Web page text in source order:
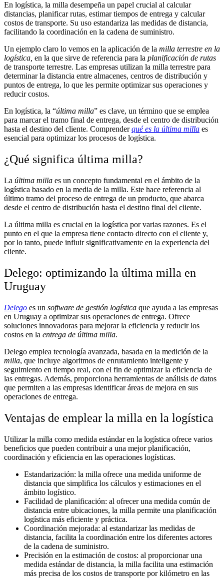
En logística, la milla desempeña un papel crucial al calcular
distancias, planificar rutas, estimar tiempos de entrega y calcular
costos de transporte. Su uso estandariza las medidas de distancia,
facilitando la coordinación en la cadena de suministro.
Un ejemplo claro lo vemos en la aplicación de la milla terrestre en la
logística, en la que sirve de referencia para la planificación de rutas
de transporte terrestre. Las empresas utilizan la milla terrestre para
determinar la distancia entre almacenes, centros de distribución y
puntos de entrega, lo que les permite optimizar sus operaciones y
reducir costos.
En logística, la “última milla” es clave, un término que se emplea
para marcar el tramo final de entrega, desde el centro de distribución
hasta el destino del cliente. Comprenderqué es la última milla es
esencial para optimizar los procesos de logística.
¿Qué significa última milla?
La última milla es un concepto fundamental en el ámbito de la
logística basado en la media de la milla. Este hace referencia al
último tramo del proceso de entrega de un producto, que abarca
desde el centro de distribución hasta el destino final del cliente.
La última milla es crucial en la logística por varias razones. Es el
punto en el que la empresa tiene contacto directo con el cliente y,
por lo tanto, puede influir significativamente en la experiencia del
cliente.
Delego: optimizando la última milla en
Uruguay
Delego es un software de gestión logística que ayuda a las empresas
en Uruguay a optimizar sus operaciones de entrega. Ofrece
soluciones innovadoras para mejorar la eficiencia y reducir los
costos en la entrega de última milla.
Delego emplea tecnología avanzada, basada en la medición de la
milla, que incluye algoritmos de enrutamiento inteligente y
seguimiento en tiempo real, con el fin de optimizar la eficiencia de
las entregas. Además, proporciona herramientas de análisis de datos
que permiten a las empresas identificar áreas de mejora en sus
operaciones de entrega.
Ventajas de emplear la milla en la logística
Utilizar la milla como medida estándar en la logística ofrece varios
beneficios que pueden contribuir a una mejor planificación,
coordinación y eficiencia en las operaciones logísticas.
Estandarización: la milla ofrece una medida uniforme de
distancia que simplifica los cálculos y estimaciones en el
ámbito logístico.
Facilidad de planificación: al ofrecer una medida común de
distancia entre ubicaciones, la milla permite una planificación
logística más eficiente y práctica.
Coordinación mejorada: al estandarizar las medidas de
distancia, facilita la coordinación entre los diferentes actores
de la cadena de suministro.
Precisión en la estimación de costos: al proporcionar una
medida estándar de distancia, la milla facilita una estimación
más precisa de los costos de transporte por kilómetro en las